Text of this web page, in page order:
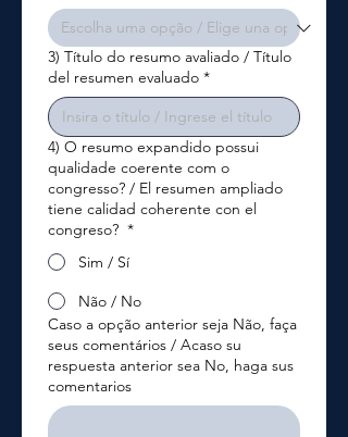
3) Título do resumo avaliado / Título
del resumen evaluado *
4) O resumo expandido possui
qualidade coerente com o
congresso? / El resumen ampliado
tiene calidad coherente con el
congreso? *
Sim / Sí
Não / No
Caso a opção anterior seja Não, faça
seus comentários / Acaso su
respuesta anterior sea No, haga sus
comentarios